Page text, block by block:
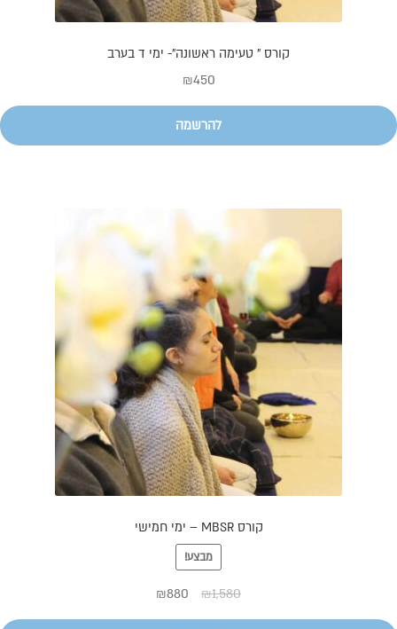
קורס " טעימה ראשונה"- ימי ד בערב
₪450
להרשמה
קורס MBSR – ימי חמישי
מבצע!
₪1,580
₪880